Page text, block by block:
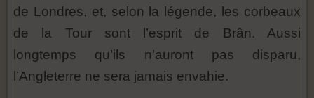
de Londres, et, selon la légende, les corbeaux
de la Tour sont l’esprit de Brân. Aussi
longtemps qu’ils n’auront pas disparu,
l’Angleterre ne sera jamais envahie.